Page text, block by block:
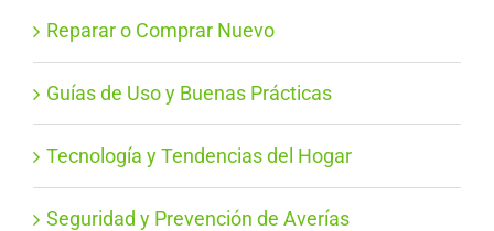
Reparar o Comprar Nuevo
Guías de Uso y Buenas Prácticas
Tecnología y Tendencias del Hogar
Seguridad y Prevención de Averías